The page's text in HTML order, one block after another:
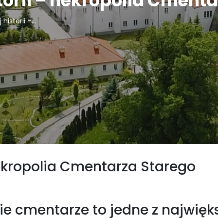
historii –...
Cmentarza Starego
cmentarze to jedne z